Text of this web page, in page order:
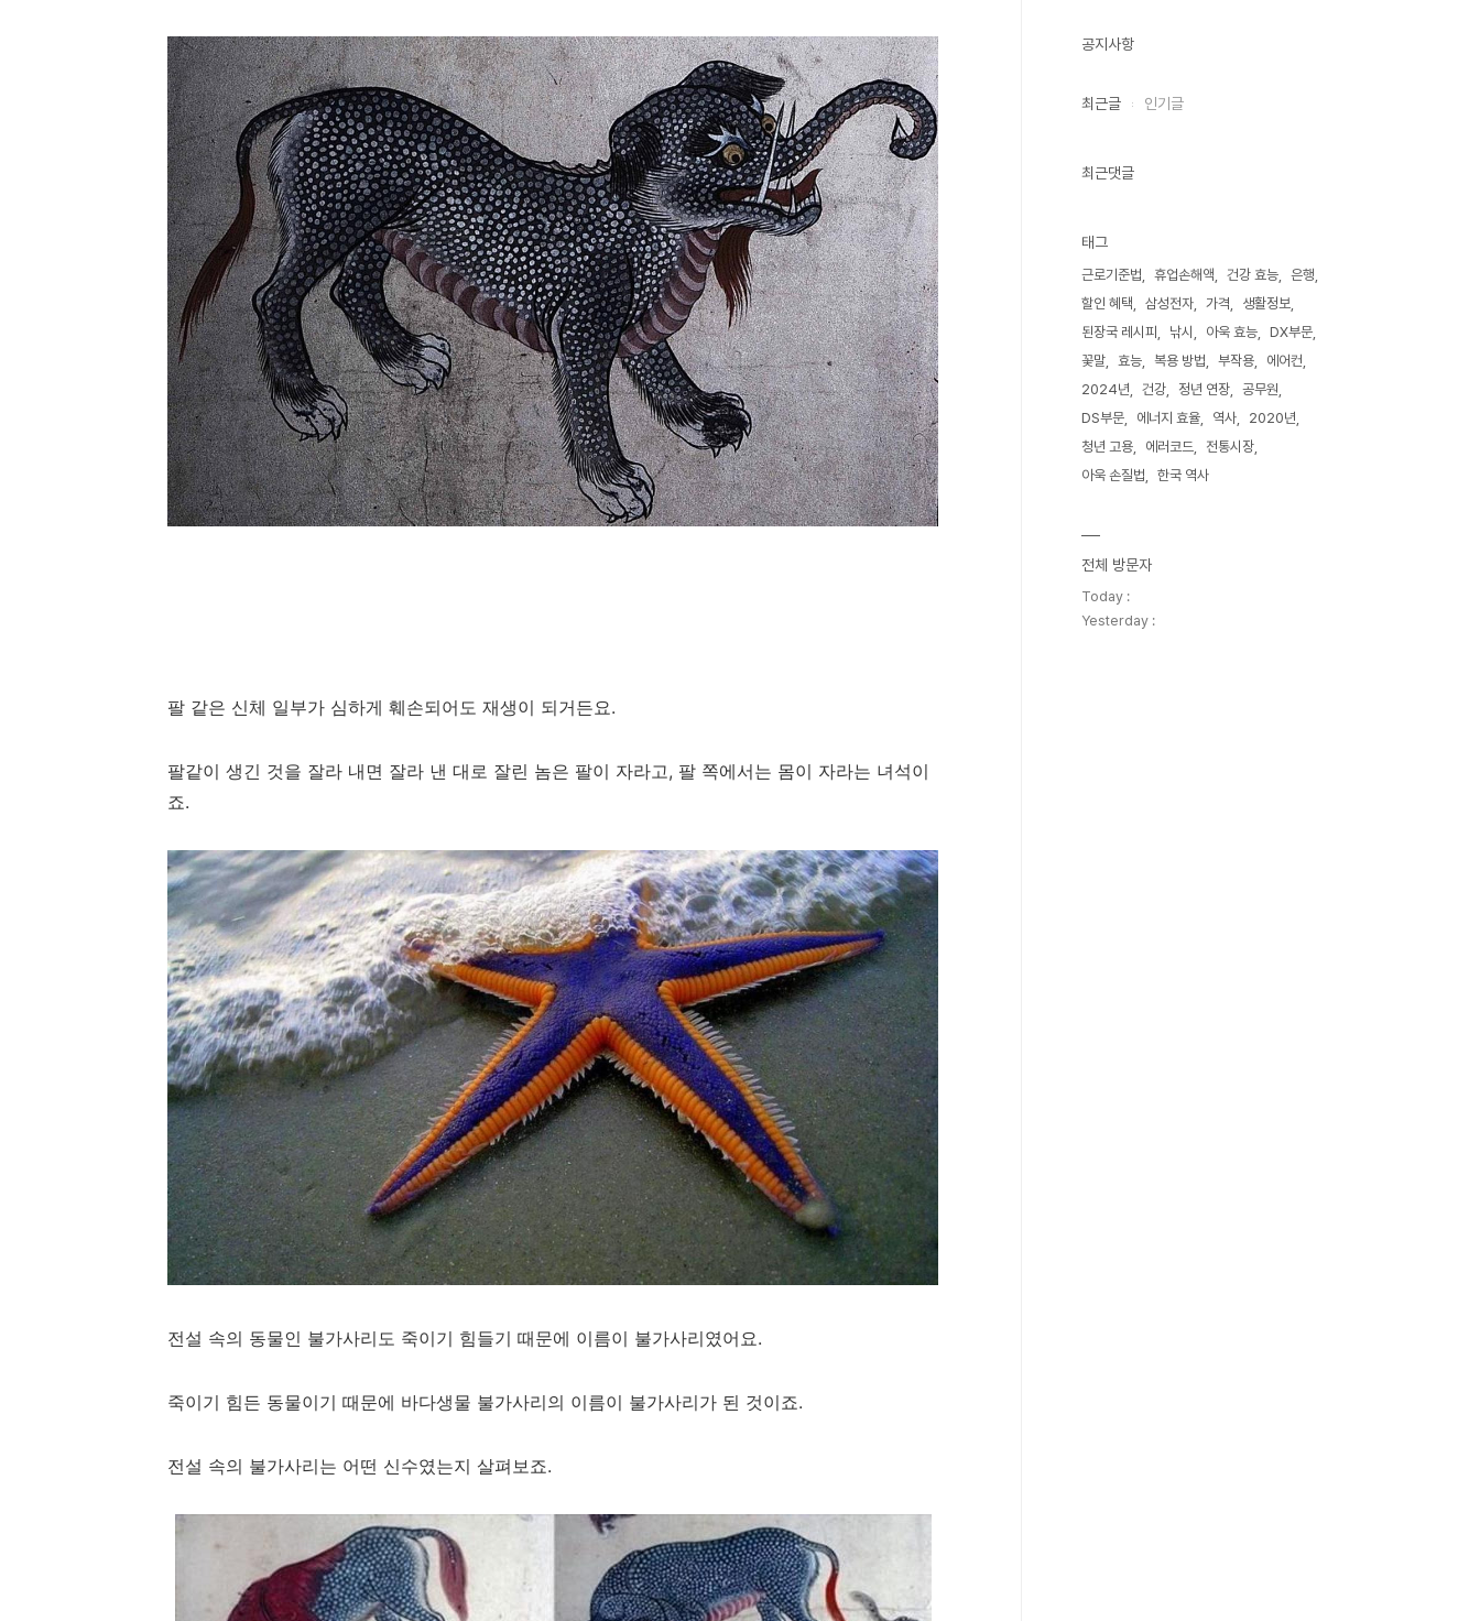
팔 같은 신체 일부가 심하게 훼손되어도 재생이 되거든요.
팔같이 생긴 것을 잘라 내면 잘라 낸 대로 잘린 놈은 팔이 자라고, 팔 쪽에서는 몸이 자라는 녀석이
죠.
전설 속의 동물인 불가사리도 죽이기 힘들기 때문에 이름이 불가사리였어요.
죽이기 힘든 동물이기 때문에 바다생물 불가사리의 이름이 불가사리가 된 것이죠.
전설 속의 불가사리는 어떤 신수였는지 살펴보죠.
공지사항
최근글 인기글
최근댓글
태그
근로기준법 휴업손해액 건강 효능
은행
할인 혜택
삼성전자 가격
생활정보
된장국 레시피
낚시 아욱 효능
DX부문
꽃말
효능 복용 방법 부작용
에어컨
2024년
건강 정년 연장
공무원
DS부문
에너지 효율 역사
2020년
청년 고용
에러코드
전통시장
아욱 손질법
한국 역사
전체 방문자
Today :
Yesterday :